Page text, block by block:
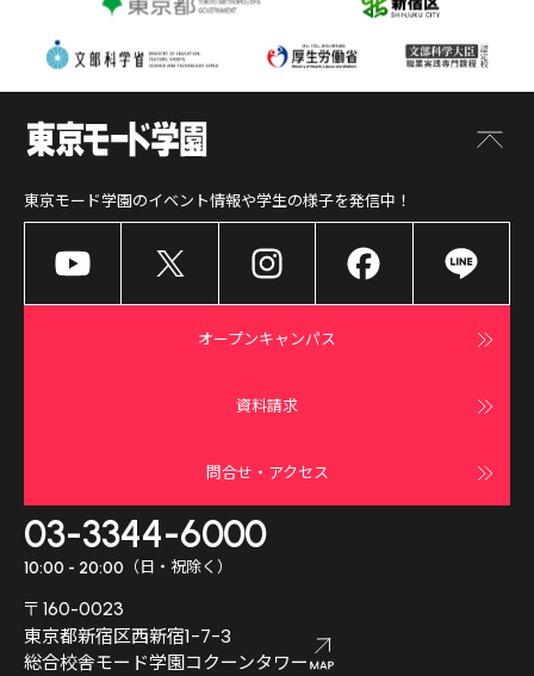
東京モード学園のイベント情報や学生の様子を発信中！
オープンキャンパス
資料請求
問合せ・アクセス
03-3344-6000
10:00 - 20:00 （日・祝除く）
〒160-0023
東京都新宿区西新宿1-7-3
総合校舎モード学園コクーンタワー